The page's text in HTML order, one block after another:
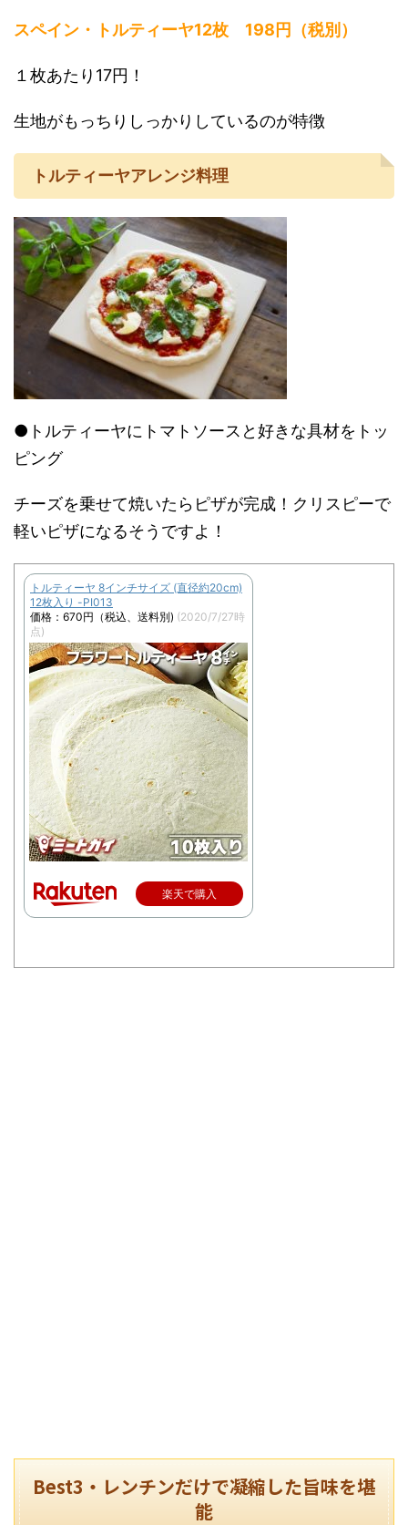
スペイン・トルティーヤ12枚 198円（税別）
１枚あたり17円！
生地がもっちりしっかりしているのが特徴
トルティーヤアレンジ料理
●トルティーヤにトマトソースと好きな具材をトッ
ピング
チーズを乗せて焼いたらピザが完成！クリスピーで
軽いピザになるそうですよ！
トルティーヤ 8インチサイズ (直径約20cm)
12枚入り -PI013
価格：670円（税込、送料別) (2020/7/27時
点)
楽天で購入
Best3・レンチンだけで凝縮した旨味を堪
能